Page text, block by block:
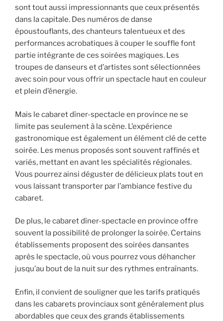
sont tout aussi impressionnants que ceux présentés
dans la capitale. Des numéros de danse
époustouflants, des chanteurs talentueux et des
performances acrobatiques à couper le souffle font
partie intégrante de ces soirées magiques. Les
troupes de danseurs et d’artistes sont sélectionnées
avec soin pour vous offrir un spectacle haut en couleur
et plein d’énergie.
Mais le cabaret dîner-spectacle en province ne se
limite pas seulement à la scène. L’expérience
gastronomique est également un élément clé de cette
soirée. Les menus proposés sont souvent raffinés et
variés, mettant en avant les spécialités régionales.
Vous pourrez ainsi déguster de délicieux plats tout en
vous laissant transporter par l’ambiance festive du
cabaret.
De plus, le cabaret dîner-spectacle en province offre
souvent la possibilité de prolonger la soirée. Certains
établissements proposent des soirées dansantes
après le spectacle, où vous pourrez vous déhancher
jusqu’au bout de la nuit sur des rythmes entraînants.
Enfin, il convient de souligner que les tarifs pratiqués
dans les cabarets provinciaux sont généralement plus
abordables que ceux des grands établissements